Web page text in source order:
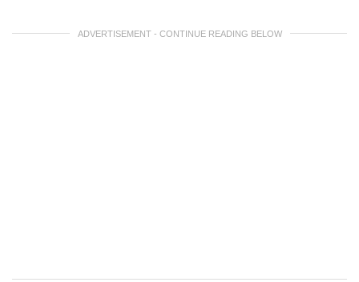
ADVERTISEMENT - CONTINUE READING BELOW